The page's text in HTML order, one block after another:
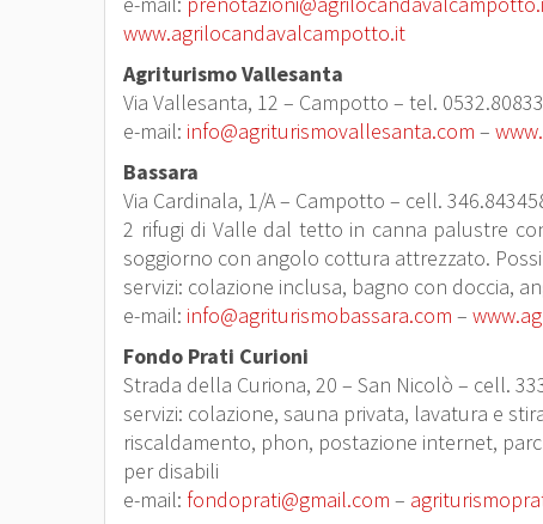
www.agrilocandavalcampotto.it
Agriturismo Vallesanta
Via Vallesanta, 12 – Campotto – tel.
e-mail: info@agriturismovallesanta.com –
Bassara
Via Cardinala, 1/A – Campotto – cell.
2 rifugi di Valle dal tetto in canna palustre
soggiorno con angolo cottura attrezzato.
servizi: colazione inclusa, bagno con doccia,
e-mail: info@agriturismobassara.com –
Fondo Prati Curioni
Strada della Curiona, 20 – San Nicolò – cell.
servizi: colazione, sauna privata, lavatura e
riscaldamento, phon, postazione internet,
per disabili
e-mail: fondoprati@gmail.com –